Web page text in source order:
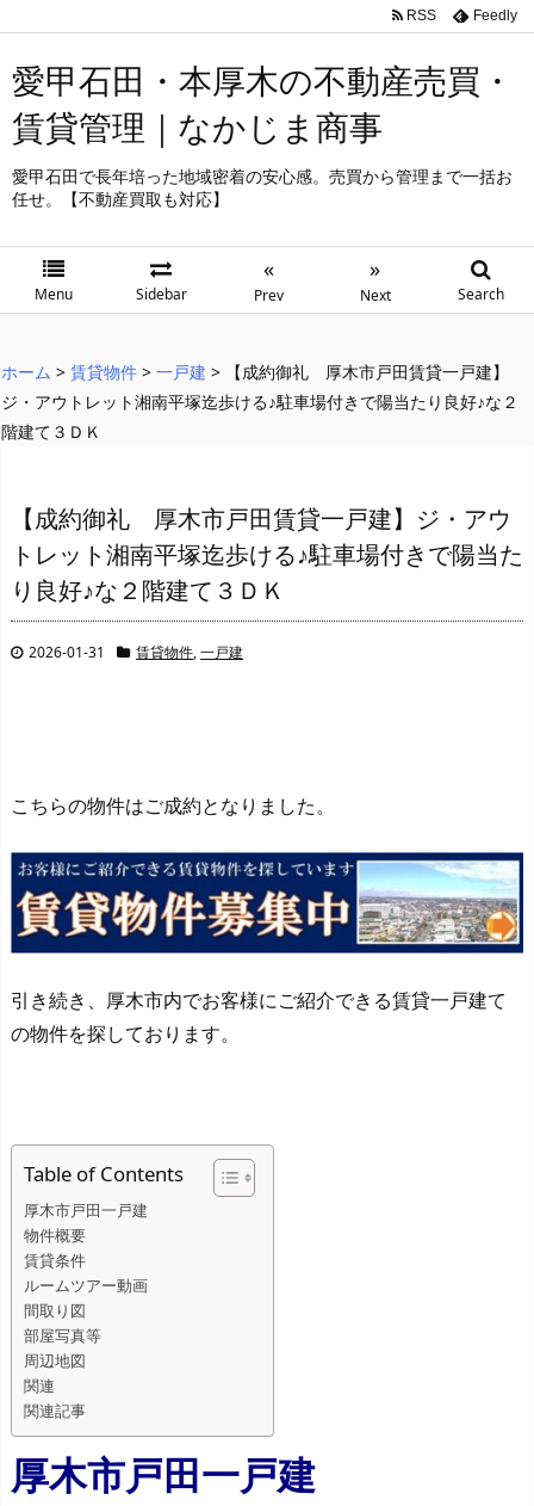
愛甲石田・本厚木の不動産売買・
賃貸管理｜なかじま商事
愛甲石田で長年培った地域密着の安心感。売買から管理まで一括お
任せ。【不動産買取も対応】
Menu Sidebar
«
Prev
»
Next Search
RSS Feedly
ホーム > 賃貸物件 > 一戸建 >
【成約御礼 厚木市戸田賃貸一戸建】
ジ・アウトレット湘南平塚迄歩ける♪駐車場付きで陽当たり良好♪な２
階建て３ＤＫ
【成約御礼 厚木市戸田賃貸一戸建】ジ・アウ
トレット湘南平塚迄歩ける♪駐車場付きで陽当た
り良好♪な２階建て３ＤＫ
2026-01-31 賃貸物件,一戸建
こちらの物件はご成約となりました。
引き続き、厚木市内でお客様にご紹介できる賃貸一戸建て
の物件を探しております。
Table of Contents
厚木市戸田一戸建
物件概要
賃貸条件
ルームツアー動画
間取り図
部屋写真等
周辺地図
関連
関連記事
厚木市戸田一戸建